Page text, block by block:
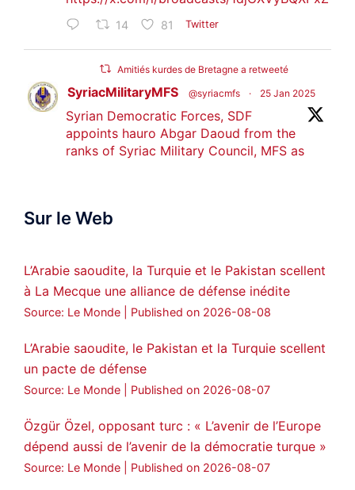
14 81 Twitter
Amitiés kurdes de Bretagne a retweeté
SyriacMilitaryMFS @syriacmfs · 25 Jan 2025
Syrian Democratic Forces, SDF
appoints hauro Abgar Daoud from the
ranks of Syriac Military Council, MFS as
ܟܫܝܪܘܬܐ ܒܘܠܝܬܐ ܚܘܪܐ ܐܒܓܪ
Amitiés kurdes de Bretagne a retweeté
MedyaNews @medyanews_ · 24 Jan 2025
statement on Abdullah Öcalan meeting
#AbdullahÖcalan #PeaceProcess
🔗https://medyanews.rs/h4lwBwQ
3 2 Twitter
Sur le Web
L’Arabie saoudite, la Turquie et le Pakistan scellent
à La Mecque une alliance de défense inédite
Source: Le Monde Published on 2026-08-08
L’Arabie saoudite, le Pakistan et la Turquie scellent
un pacte de défense
Source: Le Monde Published on 2026-08-07
Özgür Özel, opposant turc : « L’avenir de l’Europe
dépend aussi de l’avenir de la démocratie turque »
Source: Le Monde Published on 2026-08-07